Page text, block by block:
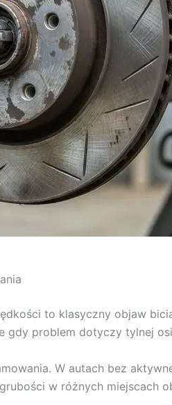
to klasyczny objaw
gdy problem dotyczy tylnej
W autach bez
w różnych miejscach